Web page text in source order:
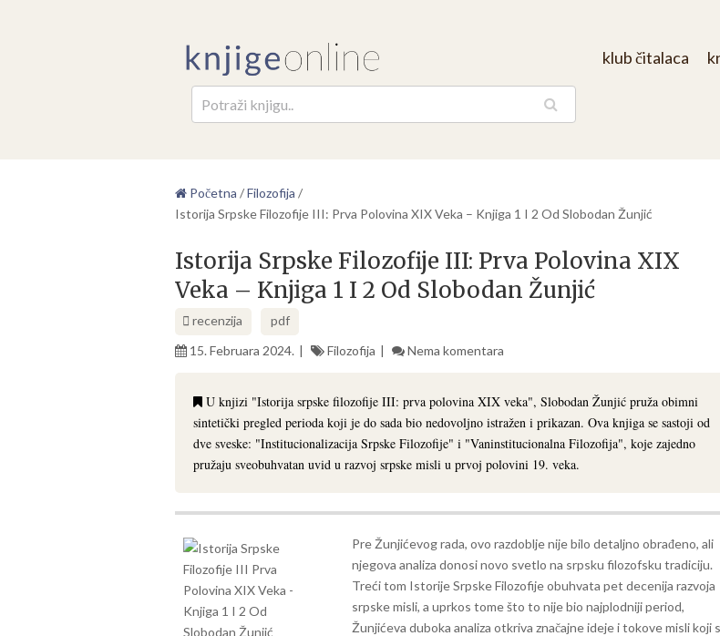
klub čitalaca
Početna /Filozofija /
Istorija Srpske Filozofije III: Prva Polovina XIX Veka – Knjiga 1 I 2 Od Slobodan Žunjić
Istorija Srpske Filozofije III: Prva Polovina XIX
Veka – Knjiga 1 I 2 Od Slobodan Žunjić
recenzija
pdf
15. Februara 2024.
Filozofija Nema komentara
U knjizi "Istorija srpske filozofije III: prva polovina XIX veka", Slobodan Žunjić pruža obimni
sintetički pregled perioda koji je do sada bio nedovoljno istražen i prikazan. Ova knjiga se sastoji od
dve sveske: "Institucionalizacija Srpske Filozofije" i "Vaninstitucionalna Filozofija", koje zajedno
pružaju sveobuhvatan uvid u razvoj srpske misli u prvoj polovini 19. veka.
Pre Žunjićevog rada, ovo razdoblje nije bilo detaljno obrađeno, ali
njegova analiza donosi novo svetlo na srpsku filozofsku tradiciju.
Treći tom Istorije Srpske Filozofije obuhvata pet decenija razvoja
srpske misli, a uprkos tome što to nije bio najplodniji period,
Žunjićeva duboka analiza otkriva značajne ideje i tokove misli koji